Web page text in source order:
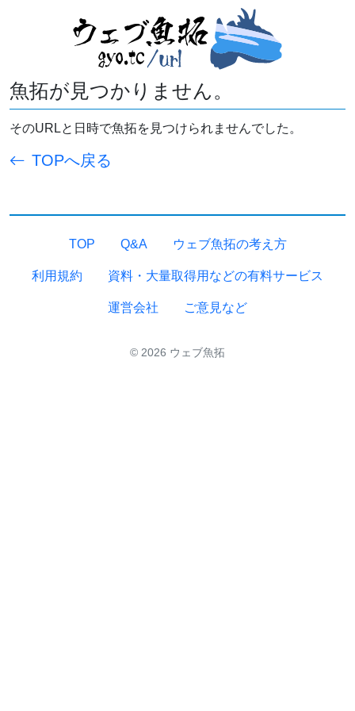
魚拓が見つかりません。
そのURLと日時で魚拓を見つけられませんでした。
TOPへ戻る
TOP Q&A ウェブ魚拓の考え方
利用規約 資料・大量取得用などの有料サービス
運営会社 ご意見など
© 2026 ウェブ魚拓